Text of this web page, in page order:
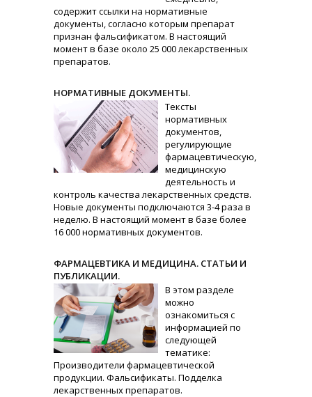
содержит ссылки на нормативные
документы, согласно которым препарат
признан фальсификатом. В настоящий
момент в базе около 25 000 лекарственных
препаратов.
НОРМАТИВНЫЕ ДОКУМЕНТЫ.
Тексты
нормативных
документов,
регулирующие
фармацевтическую,
медицинскую
деятельность и
контроль качества лекарственных средств.
Новые документы подключаются 3-4 раза в
неделю. В настоящий момент в базе более
16 000 нормативных документов.
ФАРМАЦЕВТИКА И МЕДИЦИНА. СТАТЬИ И
ПУБЛИКАЦИИ.
В этом разделе
можно
ознакомиться с
информацией по
следующей
тематике:
Производители фармацевтической
продукции. Фальсификаты. Подделка
лекарственных препаратов.